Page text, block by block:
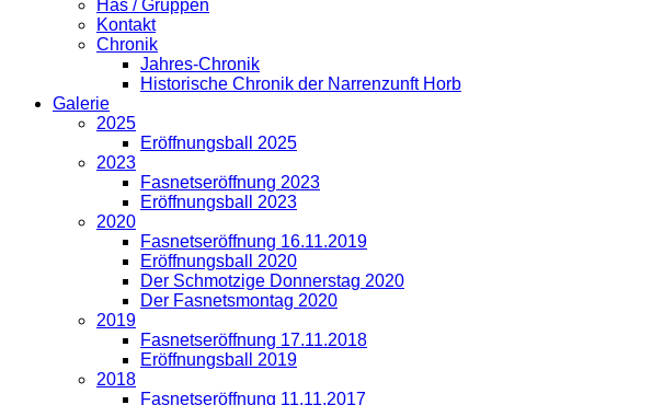
Häs / Gruppen
Kontakt
Chronik
Jahres-Chronik
Historische Chronik der Narrenzunft Horb
Galerie
2025
Eröffnungsball 2025
2023
Fasnetseröffnung 2023
Eröffnungsball 2023
2020
Fasnetseröffnung 16.11.2019
Eröffnungsball 2020
Der Schmotzige Donnerstag 2020
Der Fasnetsmontag 2020
2019
Fasnetseröffnung 17.11.2018
Eröffnungsball 2019
2018
Fasnetseröffnung 11.11.2017